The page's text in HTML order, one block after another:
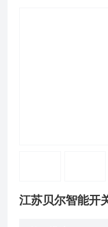
江苏贝尔智能开